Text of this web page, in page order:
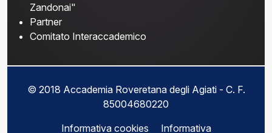
Zandonai"
Partner
Comitato Interaccademico
© 2018 Accademia Roveretana degli Agiati - C. F.
85004680220
Informativa cookies
Informativa